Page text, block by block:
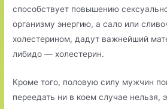
способствует повышению
организму энергию, а сало или
холестерином, дадут важнейший
либидо — холестерин.
Кроме того, половую силу мужчин
переедать ни в коем случае нельзя,